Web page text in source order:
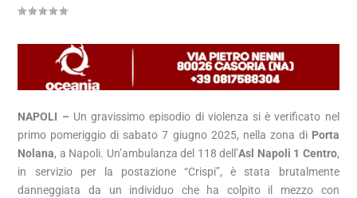
NAPOLI – Un gravissimo episodio di violenza si è verificato nel
primo pomeriggio di sabato 7 giugno 2025, nella zona di Porta
Nolana, a Napoli. Un’ambulanza del 118 dell’Asl Napoli 1 Centro,
in servizio per la postazione “Crispi”, è stata brutalmente
danneggiata da un individuo che ha colpito il mezzo con